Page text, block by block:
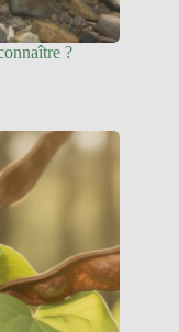
?